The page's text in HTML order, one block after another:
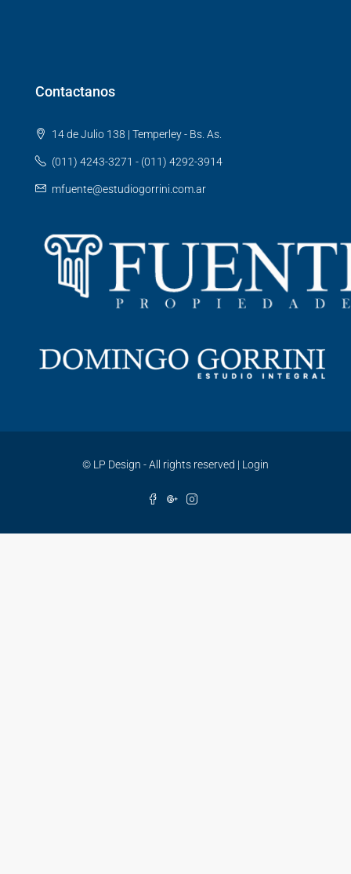
Contactanos
14 de Julio 138 | Temperley - Bs. As.
(011) 4243-3271 - (011) 4292-3914
mfuente@estudiogorrini.com.ar
© LP Design - All rights reserved | Login